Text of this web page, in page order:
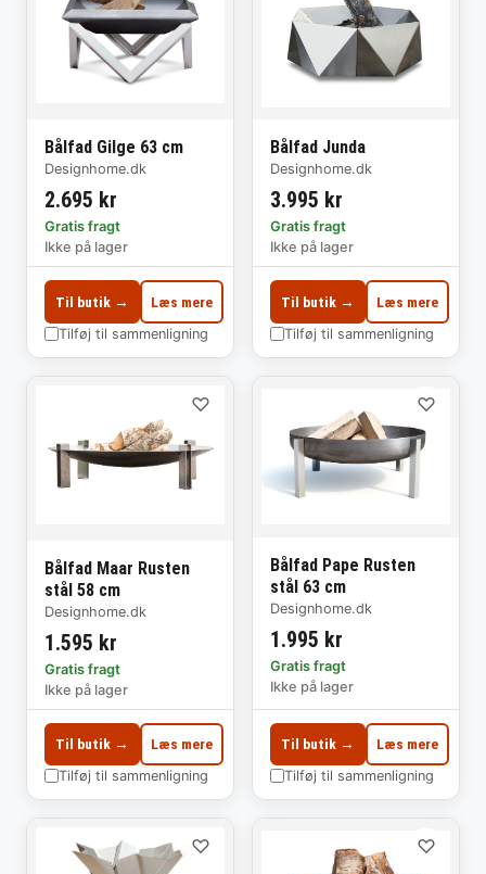
Bålfad Gilge 63 cm
Designhome.dk
2.695 kr
Gratis fragt
Ikke på lager
Til butik → Læs mere
Tilføj til sammenligning
Bålfad Junda
Designhome.dk
3.995 kr
Gratis fragt
Ikke på lager
Til butik → Læs mere
Tilføj til sammenligning
♡
Bålfad Maar Rusten
stål 58 cm
Designhome.dk
1.595 kr
Gratis fragt
Ikke på lager
Til butik → Læs mere
Tilføj til sammenligning
♡
Bålfad Pape Rusten
stål 63 cm
Designhome.dk
1.995 kr
Gratis fragt
Ikke på lager
Til butik → Læs mere
Tilføj til sammenligning
♡ ♡